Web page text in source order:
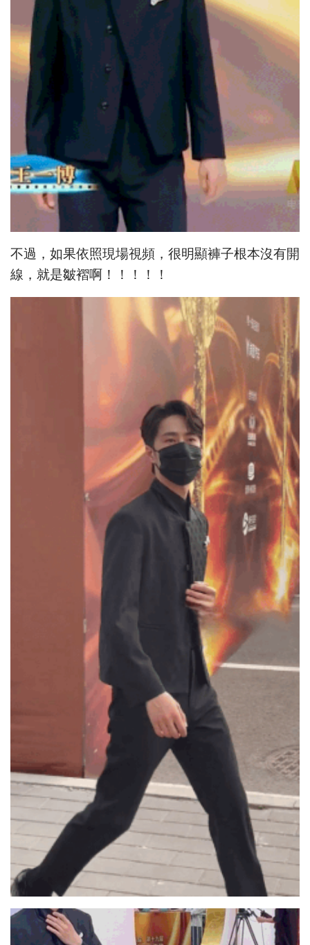
不過，如果依照現場視頻，很明顯褲子根本沒有開
線，就是皺褶啊！！！！！